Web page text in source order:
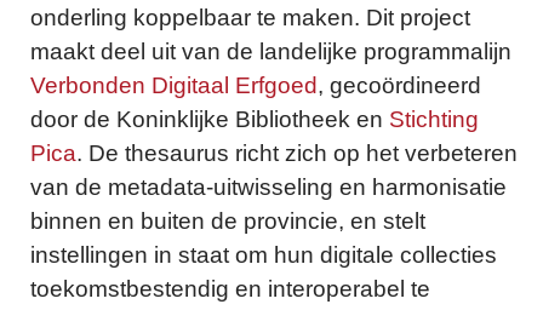
onderling koppelbaar te maken. Dit project
maakt deel uit van de landelijke programmalijn
Verbonden Digitaal Erfgoed, gecoördineerd
door de Koninklijke Bibliotheek en Stichting
Pica. De thesaurus richt zich op het verbeteren
van de metadata-uitwisseling en harmonisatie
binnen en buiten de provincie, en stelt
instellingen in staat om hun digitale collecties
toekomstbestendig en interoperabel te